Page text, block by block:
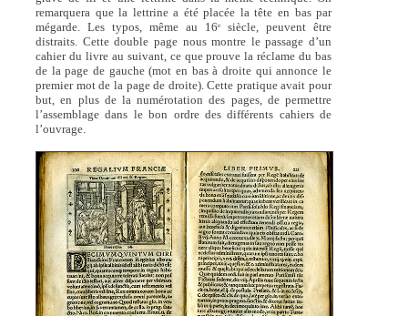
remarquera que la lettrine a été placée la tête en bas par
mégarde. Les typos, même au 16e
siècle, peuvent être
distraits. Cette double page nous montre le passage d’un
cahier du livre au suivant, ce que prouve la réclame du bas
de la page de gauche (mot en bas à droite qui annonce le
premier mot de la page de droite). Cette pratique avait pour
but, en plus de la numérotation des pages, de permettre
l’assemblage dans le bon ordre des différents cahiers de
l’ouvrage.